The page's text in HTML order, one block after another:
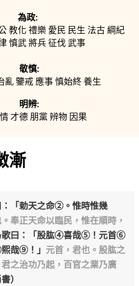
為政:
教化 禮樂 愛民 民生 法古 綱紀
慎武將兵征伐 武事
敬慎:
亂鑒戒 應事慎始終養生
明辨:
才德 朋黨 辨物 因果
漸
「勅天之命②。惟時惟幾
奉正天命以臨民，惟在順時，
歌曰：「股肱④喜哉⑤！元首⑥
哉⑨！」 元首，君也。股肱之
之治功乃起，百官之業乃廣
）